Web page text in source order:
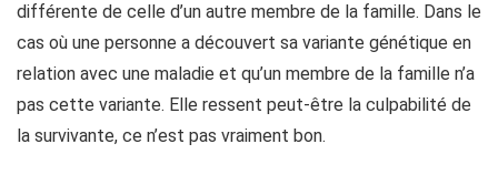
différente de celle d’un autre membre de la famille. Dans le
cas où une personne a découvert sa variante génétique en
relation avec une maladie et qu’un membre de la famille n’a
pas cette variante. Elle ressent peut-être la culpabilité de
la survivante, ce n’est pas vraiment bon.